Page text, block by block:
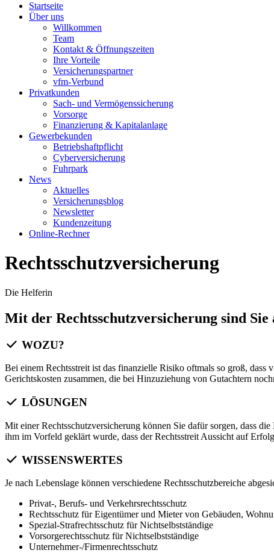
Startseite
Über uns
Willkommen
Team
Kontakt & Öffnungszeiten
Ihre Vorteile
Versicherungspartner
vfm-Verbund
Privatkunden
Sach- und Vermögenssicherung
Vorsorge
Finanzierung & Kapitalanlage
Gewerbekunden
Betriebshaftpflicht
Cyberversicherung
Fuhrpark
News
Aktuelles
Versicherungsblog
Newsletter
Kundenzeitung
Online-Rechner
Rechtsschutzversicherung
Die Helferin
Mit der Rechtsschutzversicherung sind
WOZU?
Bei einem Rechtsstreit ist das finanzielle Risiko oftmals so groß,
Gerichtskosten zusammen, die bei Hinzuziehung von Gutachtern
LÖSUNGEN
Mit einer Rechtsschutzversicherung können Sie dafür sorgen, dass
ihm im Vorfeld geklärt wurde, dass der Rechtsstreit Aussicht auf
WISSENSWERTES
Je nach Lebenslage können verschiedene Rechtsschutzbereiche
Privat-, Berufs- und Verkehrsrechtsschutz
Rechtsschutz für Eigentümer und Mieter von Gebäuden,
Spezial-Strafrechtsschutz für Nichtselbstständige
Vorsorgerechtsschutz für Nichtselbstständige
Unternehmer-/Firmenrechtsschutz